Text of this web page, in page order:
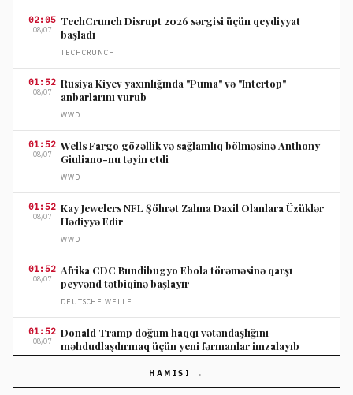
02:05
08/07
TechCrunch Disrupt 2026 sərgisi üçün qeydiyyat
başladı
TECHCRUNCH
01:52
08/07
Rusiya Kiyev yaxınlığında "Puma" və "Intertop"
anbarlarını vurub
WWD
01:52
08/07
Wells Fargo gözəllik və sağlamlıq bölməsinə Anthony
Giuliano-nu təyin etdi
WWD
01:52
08/07
Kay Jewelers NFL Şöhrət Zalına Daxil Olanlara Üzüklər
Hədiyyə Edir
WWD
01:52
08/07
Afrika CDC Bundibugyo Ebola törəməsinə qarşı
peyvənd tətbiqinə başlayır
DEUTSCHE WELLE
01:52
08/07
Donald Tramp doğum haqqı vətəndaşlığını
məhdudlaşdırmaq üçün yeni fərmanlar imzalayıb
HAMISI →